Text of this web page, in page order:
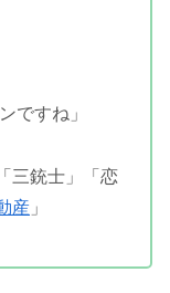
ですね」
三銃士」「恋
産 」